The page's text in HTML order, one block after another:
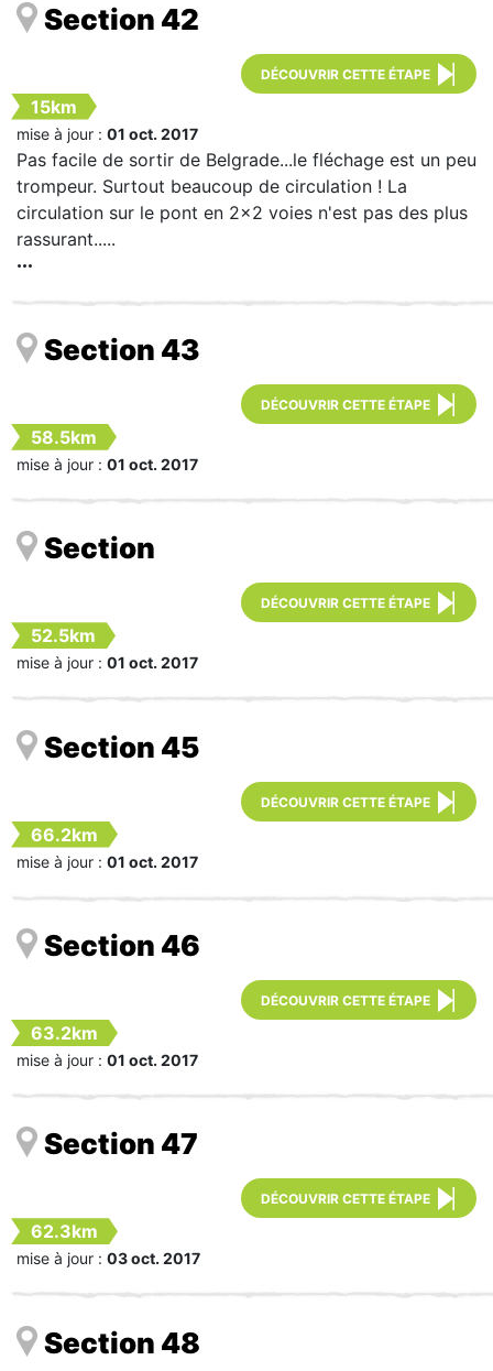
Section 42
DÉCOUVRIR CETTE ÉTAPE
15km
mise à jour : 01 oct. 2017
Pas facile de sortir de Belgrade...le fléchage est un peu
trompeur. Surtout beaucoup de circulation ! La
circulation sur le pont en 2x2 voies n'est pas des plus
rassurant.....
Section 43
DÉCOUVRIR CETTE ÉTAPE
58.5km
mise à jour : 01 oct. 2017
Section
DÉCOUVRIR CETTE ÉTAPE
52.5km
mise à jour : 01 oct. 2017
Section 45
DÉCOUVRIR CETTE ÉTAPE
66.2km
mise à jour : 01 oct. 2017
Section 46
DÉCOUVRIR CETTE ÉTAPE
63.2km
mise à jour : 01 oct. 2017
Section 47
DÉCOUVRIR CETTE ÉTAPE
62.3km
mise à jour : 03 oct. 2017
Section 48